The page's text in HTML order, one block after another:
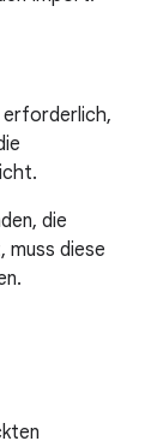
erforderlich,
die
diese